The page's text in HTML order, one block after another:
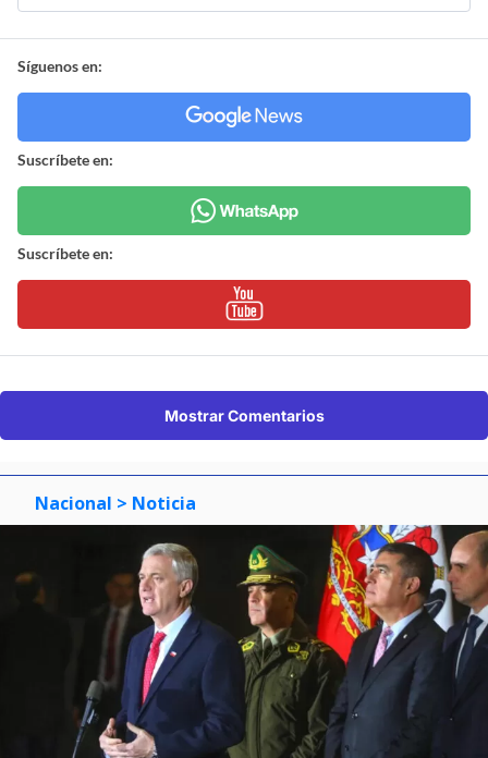
Síguenos en:
Suscríbete en:
Suscríbete en:
Mostrar Comentarios
Nacional > Noticia